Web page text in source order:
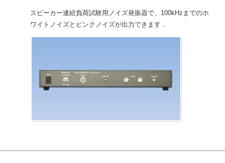
スピーカー連続負荷試験用ノイズ発振器で、100kHzまでのホ
ワイトノイズとピンクノイズが出力できます．